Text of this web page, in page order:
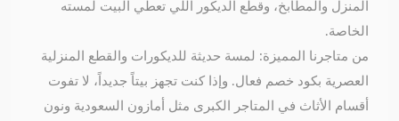
المنزل والمطابخ، وقطع الديكور اللي تعطي البيت لمسته
الخاصة.
من متاجرنا المميزة: لمسة حديثة للديكورات والقطع المنزلية
العصرية بكود خصم فعال. وإذا كنت تجهز بيتاً جديداً، لا تفوت
أقسام الأثاث في المتاجر الكبرى مثل أمازون السعودية ونون